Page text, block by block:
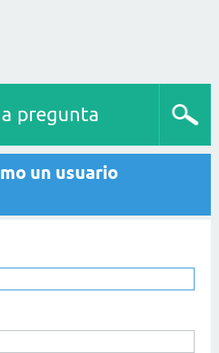
pregunta
un usuario